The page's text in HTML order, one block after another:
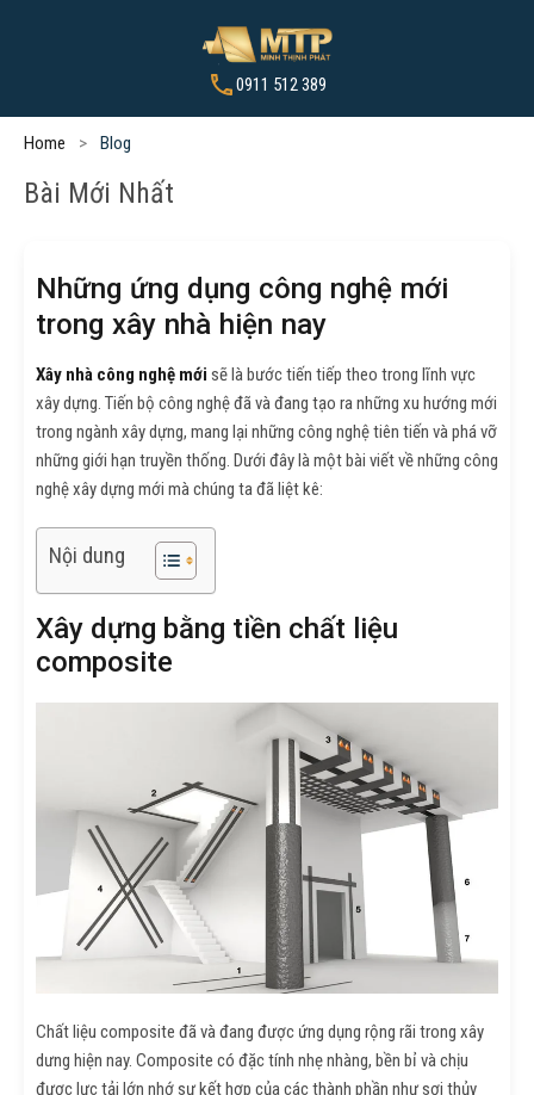
0911 512 389
Home Blog
Bài Mới Nhất
Những ứng dụng công nghệ mới
trong xây nhà hiện nay
Xây nhà công nghệ mới sẽ là bước tiến tiếp theo trong lĩnh vực
xây dựng. Tiến bộ công nghệ đã và đang tạo ra những xu hướng mới
trong ngành xây dựng, mang lại những công nghệ tiên tiến và phá vỡ
những giới hạn truyền thống. Dưới đây là một bài viết về những công
nghệ xây dựng mới mà chúng ta đã liệt kê:
Nội dung
Xây dựng bằng tiền chất liệu
composite
Chất liệu composite đã và đang được ứng dụng rộng rãi trong xây
dưng hiện nay. Composite có đặc tính nhẹ nhàng, bền bỉ và chịu
được lực tải lớn nhớ sự kết hợp của các thành phần như sợi thủy